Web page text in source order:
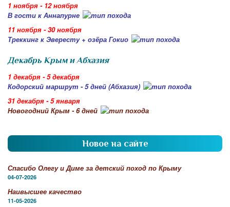
1 ноября - 12 ноября
В гости к Аннапурне
11 ноября - 30 ноября
Треккинг к Эвересту + озёра Гокио
Декабрь Крым и Абхазия
1 декабря - 5 декабря
Кодорский маршрут - 5 дней (Абхазия)
31 декабря - 5 января
Новогодний Крым - 6 дней
Новое на сайте
Спасибо Олегу и Диме за детский поход по Крыму
04-07-2026
Наивысшее качество
11-05-2026